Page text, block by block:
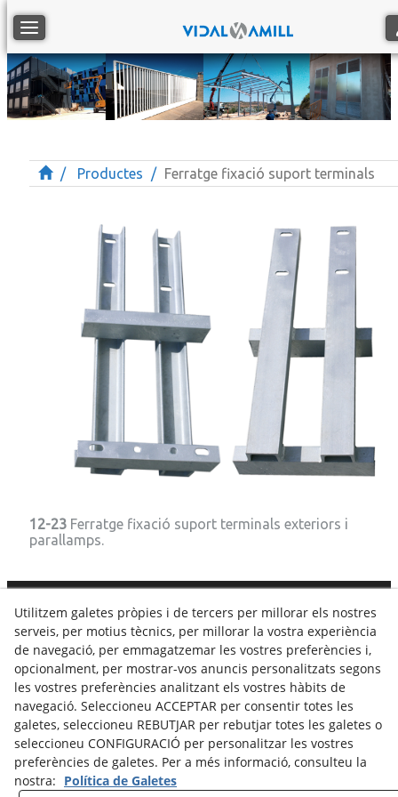
Toggle navigation
Productes Ferratge fixació suport terminals
12-23 Ferratge fixació suport terminals exteriors i
parallamps.
C. Dels Tres Tombs, 8 · 25320ANGLESOLA· 973 308 014
·info@vidalamill.com
Avís legal Política Cookies Política de Privacitat
Canal Denúncias
Utilitzem galetes pròpies i de tercers per millorar els nostres
serveis, per motius tècnics, per millorar la vostra experiència
de navegació, per emmagatzemar les vostres preferències i,
opcionalment, per mostrar-vos anuncis personalitzats segons
les vostres preferències analitzant els vostres hàbits de
navegació. Seleccioneu ACCEPTAR per consentir totes les
galetes, seleccioneu REBUTJAR per rebutjar totes les galetes o
seleccioneu CONFIGURACIÓ per personalitzar les vostres
preferències de galetes. Per a més informació, consulteu la
nostra: Política de Galetes